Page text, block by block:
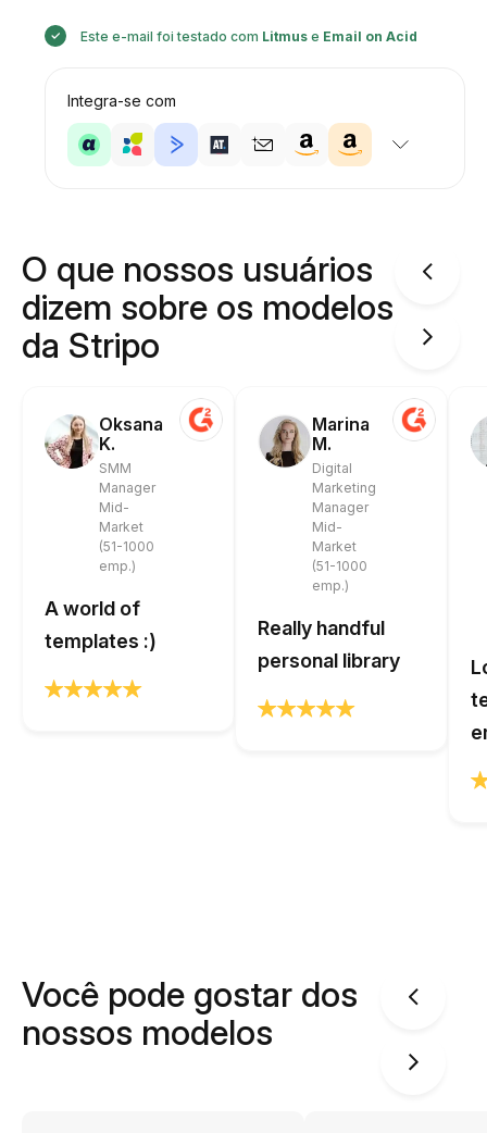
Este e-mail foi testado com Litmuse Email on Acid
Integra-se com
O que nossos usuários
dizem sobre os modelos
da Stripo
Oksana
K.
SMM
Manager
Mid-
Market
(51-1000
emp.)
A world of
templates :)
Marina
M.
Digital
Marketing
Manager
Mid-
Market
(51-1000
emp.)
Really handful
personal library
Você pode gostar dos
nossos modelos